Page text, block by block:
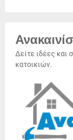
Δείτε ιδέες και
κατοικιών.